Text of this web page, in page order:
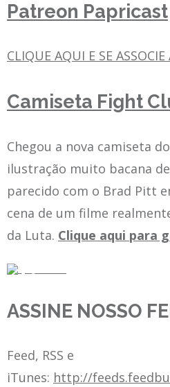
Patreon Papricast
CLIQUE AQUI E SE ASSOCIE
Camiseta Fight
Chegou a nova camiseta
ilustração muito bacana
parecido com o Brad Pitt
cena de um filme
da Luta. Clique aqui para
ASSINE NOSSO
Feed, RSS e
iTunes: http://